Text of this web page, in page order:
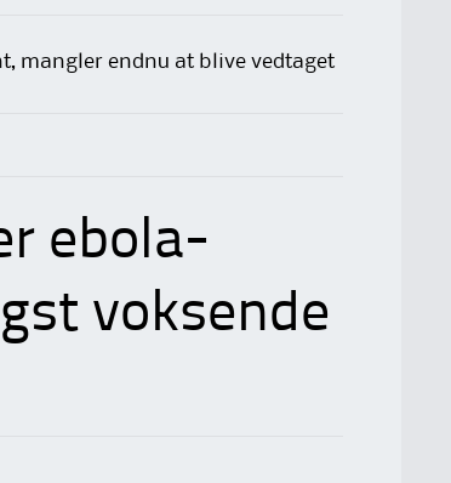
mangler endnu at blive vedtaget
ebola-
voksende